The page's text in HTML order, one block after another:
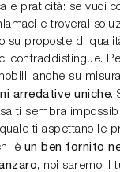
e praticità: se vuoi
e troverai
su proposte di
contraddistingue.
anche su
arredative uniche.
ti sembra
ti aspettano le
è un ben fornito
, noi saremo il